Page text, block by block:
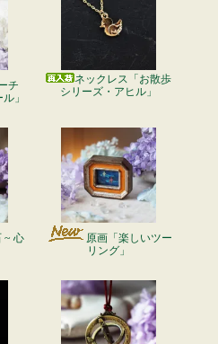
チ
」
ネックレス「お散歩
シリーズ・アヒル」
~ 心
原画「楽しいツー
リング」